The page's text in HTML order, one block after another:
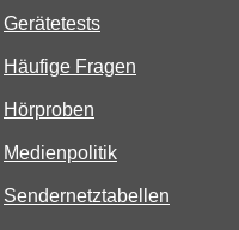
Gerätetests
Häufige Fragen
Hörproben
Medienpolitik
Sendernetztabellen